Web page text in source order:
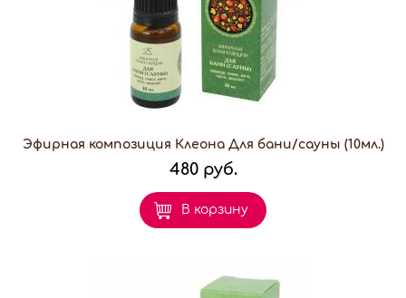
Эфирная композиция Клеона Для бани/сауны (10мл.)
480 руб.
В корзину